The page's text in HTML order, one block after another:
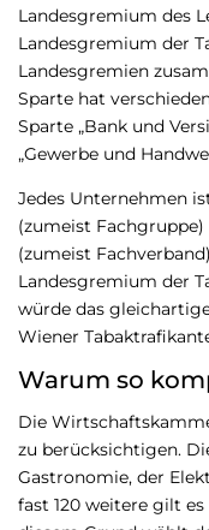
Landesgremium des
Landesgremium der
Landesgremien
Sparte hat
Sparte „Bank und
„Gewerbe und
Jedes Unternehmen
(zumeist Fachgruppe)
(zumeist
Landesgremium der
würde das
Wiener
Warum so
Die
zu berücksichtigen.
Gastronomie, der
fast 120 weitere gilt